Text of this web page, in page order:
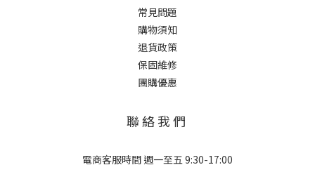
常見問題
購物須知
退貨政策
保固維修
團購優惠
聯 絡 我 們
電商客服時間 週一至五 9:30-17:00